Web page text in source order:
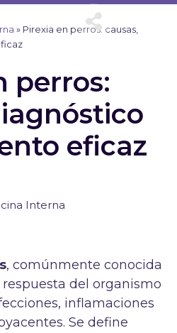
» Pirexia en perros: causas,
perros:
eficaz
Interna
, comúnmente conocida
del organismo
inflamaciones
Se define